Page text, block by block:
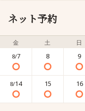
ネット予約
金 土 日
8/7 8 9
8/14 15 16